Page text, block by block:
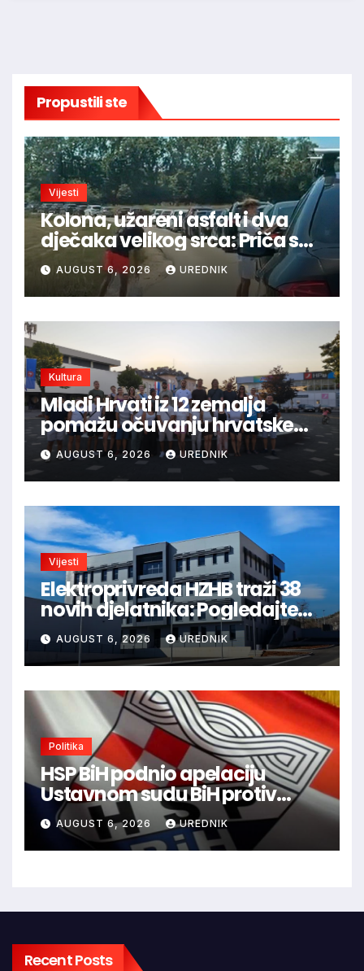
Propustili ste
Vijesti
Kolona, užareni asfalt i dva
dječaka velikog srca: Priča s
granice oduševila regiju
AUGUST 6, 2026 UREDNIK
Kultura
Mladi Hrvati iz 12 zemalja
pomažu očuvanju hrvatske
prirodne i kulturne baštine
AUGUST 6, 2026 UREDNIK
Vijesti
Elektroprivreda HZHB traži 38
novih djelatnika: Pogledajte
otvorena radna mjesta po
gradovima
AUGUST 6, 2026 UREDNIK
Politika
HSP BiH podnio apelaciju
Ustavnom sudu BiH protiv
ovjere kandidature Slavena
Kovačevića
AUGUST 6, 2026 UREDNIK
Recent Posts